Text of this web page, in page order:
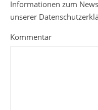
Informationen zum
unserer
Kommentar